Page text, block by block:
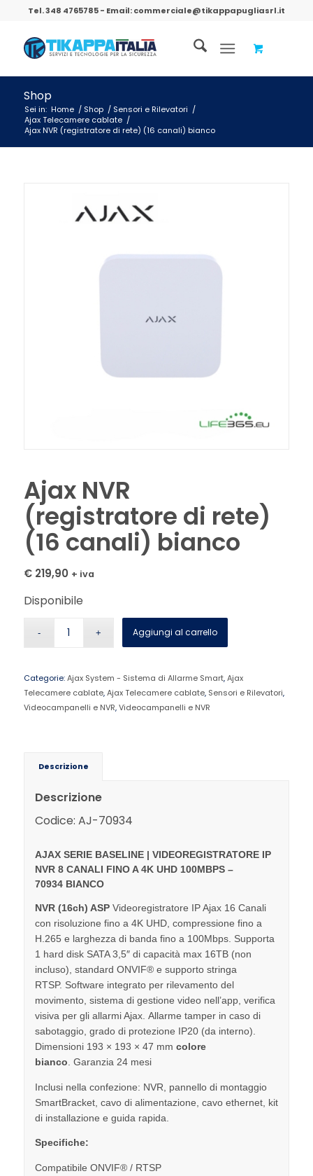
Tel.348 4765785- Email:commerciale@tikappapugliasrl.it
Shop
Sei in: Home / Shop / Sensori e Rilevatori /
Ajax Telecamere cablate /
Ajax NVR (registratore di rete) (16 canali) bianco
Ajax NVR
(registratore di rete)
(16 canali) bianco
€219,90 + iva
Disponibile
Aggiungi al carrello
Categorie:Ajax System - Sistema di Allarme Smart,Ajax
Telecamere cablate,Ajax Telecamere cablate, Sensori e Rilevatori,
Videocampanelli e NVR,Videocampanelli e NVR
Descrizione
Descrizione
Codice: AJ-70934
AJAX SERIE BASELINE | VIDEOREGISTRATORE IP
NVR 8 CANALI FINO A 4K UHD 100MBPS –
70934 BIANCO
NVR (16ch) ASPVideoregistratore IP Ajax 16 Canali
con risoluzione fino a 4K UHD, compressione fino a
H.265 e larghezza di banda fino a 100Mbps. Supporta
1 hard disk SATA 3,5″ di capacità max 16TB (non
incluso), standard ONVIF® e supporto stringa
RTSP. Software integrato per rilevamento del
movimento, sistema di gestione video nell’app, verifica
visiva per gli allarmi Ajax. Allarme tamper in caso di
sabotaggio, grado di protezione IP20 (da interno).
Dimensioni 193 × 193 × 47 mm colore
bianco . Garanzia 24 mesi
Inclusi nella confezione: NVR, pannello di montaggio
SmartBracket, cavo di alimentazione, cavo ethernet, kit
di installazione e guida rapida.
Specifiche:
Compatibile ONVIF® / RTSP